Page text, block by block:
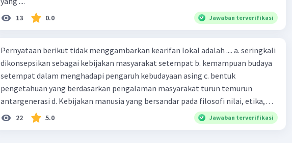
13 0.0 Jawaban terverifikasi
Pernyataan berikut tidak menggambarkan kearifan lokal adalah .... a. seringkali
dikonsepsikan sebagai kebijakan masyarakat setempat b. kemampuan budaya
setempat dalam menghadapi pengaruh kebudayaan asing c. bentuk
pengetahuan yang berdasarkan pengalaman masyarakat turun temurun
antargenerasi d. Kebijakan manusia yang bersandar pada filosofi nilai, etika,
dan perilaku yang melembaga secara tradisional e. produk tentang nilai dalam
masyarakat dan tidak berkaitan dengan kondisi geografis atau lingkungan
22 5.0 Jawaban terverifikasi